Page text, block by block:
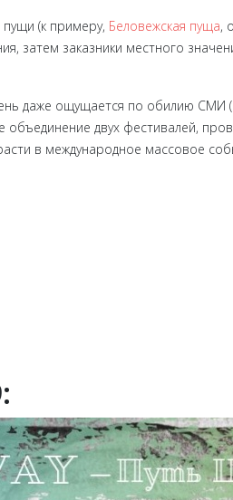
(к примеру, Беловежская пуща,
затем заказники местного
даже ощущается по обилию СМИ
объединение двух фестивалей,
в международное массовое